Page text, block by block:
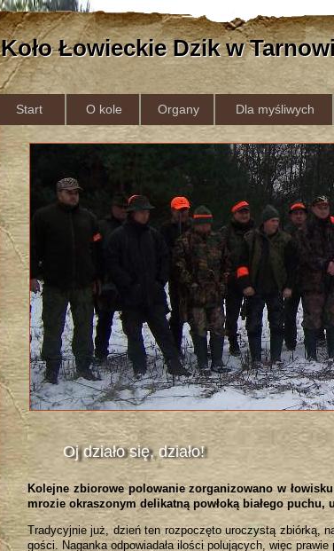
Koło Łowieckie Dzik w
Start O kole Organy Dla myśliwych
Oj działo się, działo!
Kolejne zbiorowe polowanie zorganizowano w
mrozie okraszonym delikatną powłoką białego
Tradycyjnie już, dzień ten rozpoczęto uroczystą zbiórką,
gości. Naganka odpowiadała ilości polujących, więc